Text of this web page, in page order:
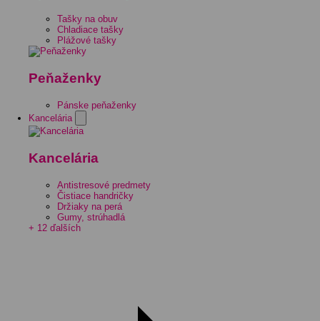
Tašky na obuv
Chladiace tašky
Plážové tašky
Peňaženky
Pánske peňaženky
Kancelária
Kancelária
Antistresové predmety
Čistiace handričky
Držiaky na perá
Gumy, strúhadlá
+ 12 ďalších